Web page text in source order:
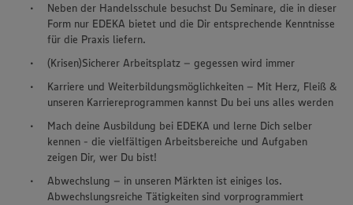
Neben der Handelsschule besuchst Du Seminare, die in dieser
Form nur EDEKA bietet und die Dir entsprechende Kenntnisse
für die Praxis liefern.
(Krisen)Sicherer Arbeitsplatz – gegessen wird immer
Karriere und Weiterbildungsmöglichkeiten – Mit Herz, Fleiß &
unseren Karriereprogrammen kannst Du bei uns alles werden
Mach deine Ausbildung bei EDEKA und lerne Dich selber
kennen - die vielfältigen Arbeitsbereiche und Aufgaben
zeigen Dir, wer Du bist!
Abwechslung – in unseren Märkten ist einiges los.
Abwechslungsreiche Tätigkeiten sind vorprogrammiert